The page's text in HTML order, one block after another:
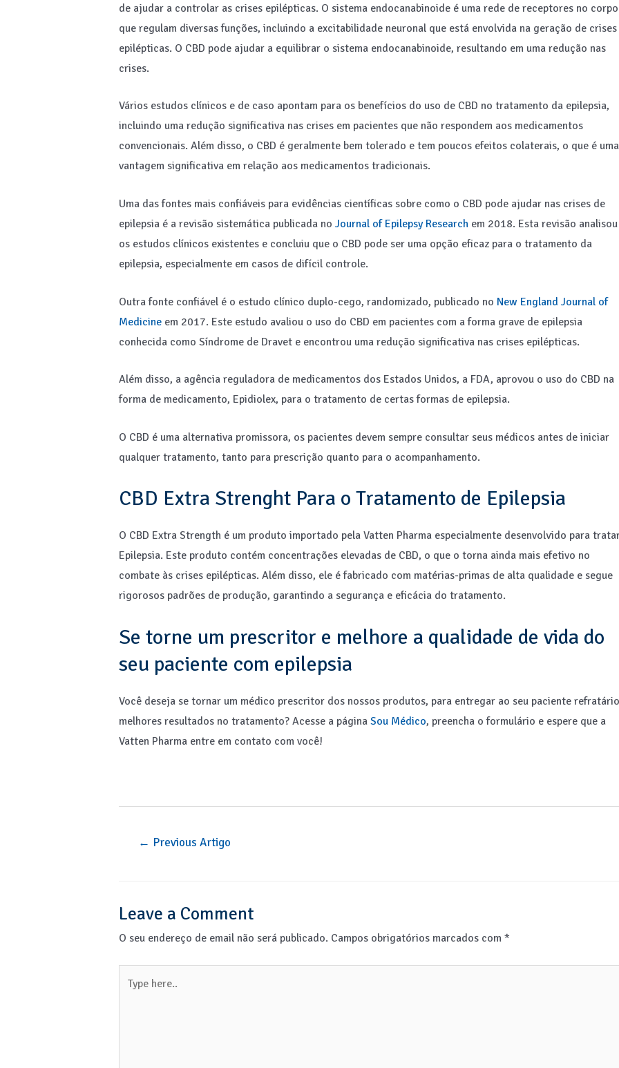
de ajudar a controlar as crises epilépticas. O sistema endocanabinoide é uma rede de receptores no corpo
que regulam diversas funções, incluindo a excitabilidade neuronal que está envolvida na geração de crises
epilépticas. O CBD pode ajudar a equilibrar o sistema endocanabinoide, resultando em uma redução nas
crises.
Vários estudos clínicos e de caso apontam para os benefícios do uso de CBD no tratamento da epilepsia,
incluindo uma redução significativa nas crises em pacientes que não respondem aos medicamentos
convencionais. Além disso, o CBD é geralmente bem tolerado e tem poucos efeitos colaterais, o que é uma
vantagem significativa em relação aos medicamentos tradicionais.
Uma das fontes mais confiáveis para evidências científicas sobre como o CBD pode ajudar nas crises de
epilepsia é a revisão sistemática publicada no Journal of Epilepsy Research em 2018. Esta revisão analisou
os estudos clínicos existentes e concluiu que o CBD pode ser uma opção eficaz para o tratamento da
epilepsia, especialmente em casos de difícil controle.
Outra fonte confiável é o estudo clínico duplo-cego, randomizado, publicado no New England Journal of
Medicine em 2017. Este estudo avaliou o uso do CBD em pacientes com a forma grave de epilepsia
conhecida como Síndrome de Dravet e encontrou uma redução significativa nas crises epilépticas.
Além disso, a agência reguladora de medicamentos dos Estados Unidos, a FDA, aprovou o uso do CBD na
forma de medicamento, Epidiolex, para o tratamento de certas formas de epilepsia.
O CBD é uma alternativa promissora, os pacientes devem sempre consultar seus médicos antes de iniciar
qualquer tratamento, tanto para prescrição quanto para o acompanhamento.
CBD Extra Strenght Para o Tratamento de Epilepsia
O CBD Extra Strength é um produto importado pela Vatten Pharma especialmente desenvolvido para
Epilepsia. Este produto contém concentrações elevadas de CBD, o que o torna ainda mais efetivo no
combate às crises epilépticas. Além disso, ele é fabricado com matérias-primas de alta qualidade e segue
rigorosos padrões de produção, garantindo a segurança e eficácia do tratamento.
Se torne um prescritor e melhore a qualidade de vida do
seu paciente com epilepsia
Você deseja se tornar um médico prescritor dos nossos produtos, para entregar ao seu paciente refratário
melhores resultados no tratamento? Acesse a página Sou Médico, preencha o formulário e espere que a
Vatten Pharma entre em contato com você!
← Previous Artigo
Leave a Comment
O seu endereço de email não será publicado. Campos obrigatórios marcados com *